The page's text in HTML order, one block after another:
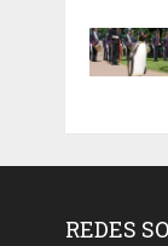
REDES